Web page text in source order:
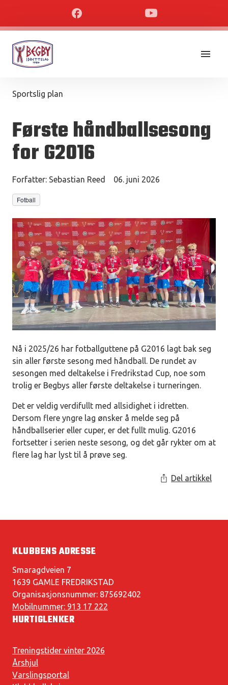
Sportslig plan
Første håndballsesong
for G2016
Forfatter: Sebastian Reed 06. juni 2026
Fotball
Nå i 2025/26 har fotballguttene på G2016 lagt bak seg
sin aller første sesong med håndball. De rundet av
sesongen med deltakelse i Fredrikstad Cup, noe som
trolig er Begbys aller første deltakelse i turneringen.
Det er veldig verdifullt med allsidighet i idretten.
Dersom flere yngre lag ønsker å melde seg på
håndballserier eller cuper, er det fullt mulig. G2016
fortsetter i serien neste sesong, og det går rykter om at
flere lag har lyst til å prøve seg.
Del artikkel
KLUBBENS ADRESSE
Smaragdveien 7
1639 GAMLE FREDRIKSTAD
Organisasjonsnummer: 875692402
Mobilnummer: 913 17 222
HURTIGLENKER
Treningstider vinter 2026
Årshjul
Varslingsportal